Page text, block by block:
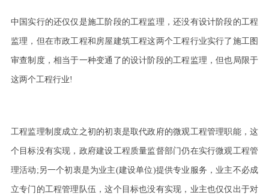
中国实行的还仅仅是施工阶段的工程监理，还没有设计阶段的工程
监理，但在市政工程和房屋建筑工程这两个工程行业实行了施工图
审查制度，相当于一种变通了的设计阶段的工程监理，但也局限于
这两个工程行业!
工程监理制度成立之初的初衷是取代政府的微观工程管理职能，这
个目标没有实现，政府建设工程质量监督部门仍在实行微观工程管
理活动 ; 另一个初衷是为业主(建设单位)提供专业服务，业主不必成
立专门的工程管理队伍，这个目标也没有实现，业主也仅仅出于对